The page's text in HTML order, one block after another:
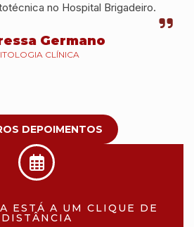
no Hospital Brigadeiro.
Germano
CLÍNICA
DEPOIMENTOS
ESTÁ A UM CLIQUE DE
DISTÂNCIA